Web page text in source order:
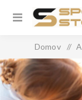
Domov /